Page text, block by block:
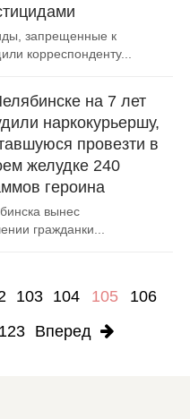
запрещенные к
корреспонденту...
на 7 лет
наркокурьершу,
провезти в
желудке 240
героина
вынес
гражданки...
103 104 105
106
123 Вперед